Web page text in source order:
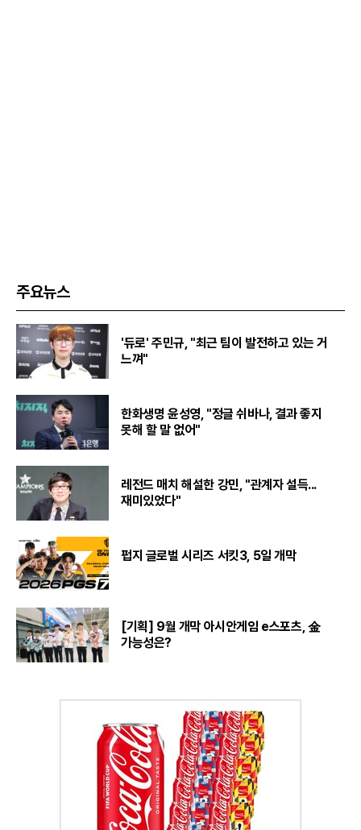
주요뉴스
'듀로' 주민규, "최근 팀이 발전하고 있는 거
느껴"
한화생명 윤성영, "정글 쉬바나, 결과 좋지
못해 할 말 없어"
레전드 매치 해설한 강민, "관계자 설득...
재미있었다"
펍지 글로벌 시리즈 서킷3, 5일 개막
[기획] 9월 개막 아시안게임 e스포츠, 金
가능성은?